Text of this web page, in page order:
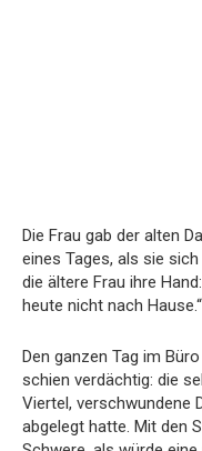
Die Frau gab der alten
eines Tages, als sie
die ältere Frau ihre
heute nicht nach Hause.“
Den ganzen Tag im
schien verdächtig: die
Viertel, verschwundene
abgelegt hatte. Mit den